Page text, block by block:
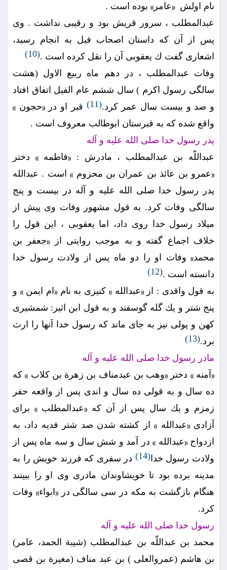
نام اولش ‍ ((عامر )) بوده است .
عبدالمطلب ، سرور قريش بود و رقيبى نداشت . وى
پس از آن كه داستان اصحاب فيل به انجام رسيد،
اشعارى گفت ك يعقوبى آن را نقل كرده است .(10)
وفات عبدالمطلب ، در دهم ماه ربيع الاول (هشت
سالگى رسول اكرم ) سال ششم عام الفيل اتفاق افتاد
و صد و بيست سال عمر كرد.(11) قبر او در((حجون ))
واقع شده كه به قبرستان ابوطالب معروف است .
پدر رسول خدا صلى الله عليه و آله
عبداللّه بن عبدالمطلب ، مادرش :
((فاطمه)) دختر
((عمرو بن عائذ بن عمران بن محزوم ))است . عبدالله
پدر رسول خدا صلى الله عليه و آله در بيست و پنج
سالگى وفات كرد. به قول مشهور وفات وى پيش از
ميلاد رسول خدا روى داد، اما يعقوبى ، اين قول را
خلاف اجماع گفته و به موجب روايتى از
((جعفر بن
محمد))
وفات او را دو ماه پس از ولادت رسول خدا
دانسته است .(12)
به قول واقدى : از((عبدالله)) كنيزى به نام ((ام ايمن))
و
پنج شتر و يك گله گوسفند و به قول ابن اثير: شمشيرى
كهن و پولى نيز به جاى ماند كه رسول خدا آنها را ارث
برد.(13)
مادر رسول خدا صلى الله عليه و آله
((آمنه)) دختر ((وهب بن عبدمناف بن زهرة بن كلاب ))كه
ده سال و به قولى ده سال و اندى پس از واقعه حفر
زمزم و يك سال پس از آن كه
((عبدالمطلب))
براى
آزادى((عبدالله ))از كشته شدن صد شتر فديه داد، به
ازدواج((عبدالله )) در آمد و شش سال و سه ماه پس از
ولادت رسول خدا(14)
در سفرى كه فرزند خويش را به
مدينه برده بود تا خويشاوندان مادرى وى او را ببينند
هنگام بازگشت به مكه در سى سالگى در(( ابواء))
وفات
كرد.
رسول خدا صلى الله عليه و آله
محمد بن عبداللّه بن عبدالمطلب (شيبة الحمد، عامر)
بن هاشم (عمروالعلى ) بن عبد مناف (مغيرة بن قصى